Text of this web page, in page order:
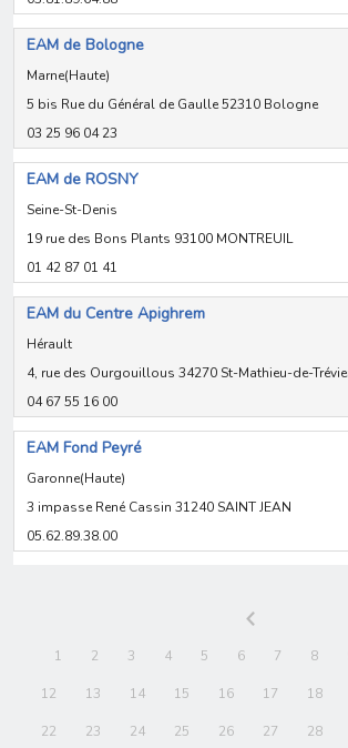
EAM de Bologne
Marne(Haute)
5 bis Rue du Général de Gaulle 52310 Bologne
03 25 96 04 23
EAM de ROSNY
Seine-St-Denis
19 rue des Bons Plants 93100 MONTREUIL
01 42 87 01 41
EAM du Centre Apighrem
Hérault
4, rue des Ourgouillous 34270 St-Mathieu-de-
04 67 55 16 00
EAM Fond Peyré
Garonne(Haute)
3 impasse René Cassin 31240 SAINT JEAN
05.62.89.38.00
1 2 3 4 5 6 7 8
12 13 14 15 16 17 18
22 23 24 25 26 27 28